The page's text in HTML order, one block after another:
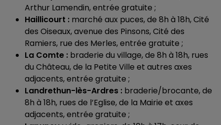
Arthur Lamendin, entrée gratuite ;
Haillicourt : marché aux puces, de 8h à 18h, Cité
des Oiseaux, avenue des Pinsons, Cité des
Ramiers, rue des Merles, entrée gratuite ;
La Comte : braderie du village, de 8h à 18h, rues
du Château, de la Petite Ville et autres axes
adjacents, entrée gratuite ;
Landrethun-lès-Ardres : braderie/brocante, de
8h à 18h, rues de l’Eglise, de la Mairie et axes
adjacents, entrée gratuite ;